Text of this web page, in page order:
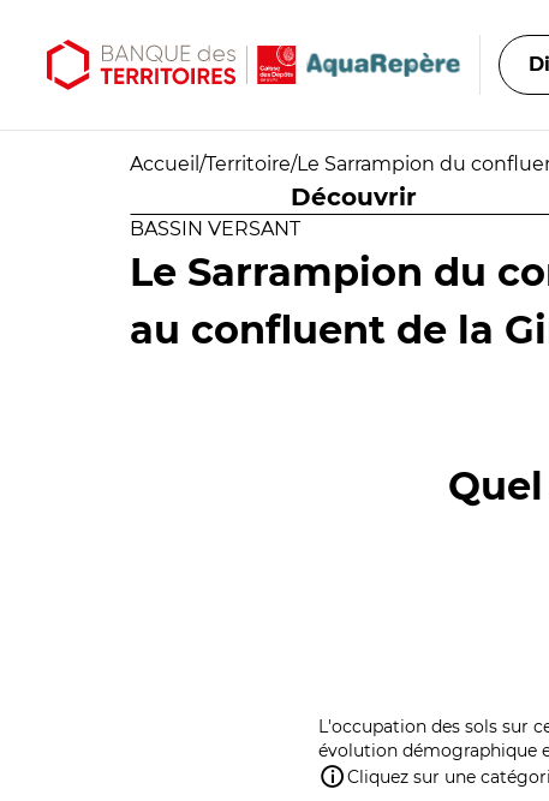
Accueil /Territoire/Le Sarrampion du
Découvrir
BASSIN VERSANT
Le Sarrampion du
au confluent de la
L'occupation des sols sur
évolution démographique
Cliquez sur une